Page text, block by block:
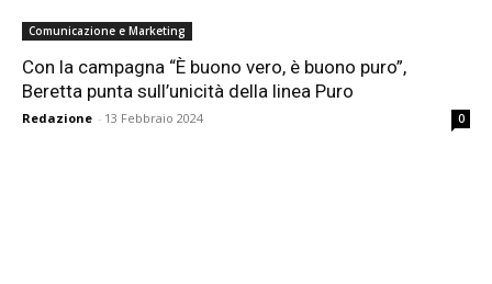
Comunicazione e Marketing
Con la campagna “È buono vero, è buono puro”,
Beretta punta sull’unicità della linea Puro
Redazione - 13 Febbraio 2024 0